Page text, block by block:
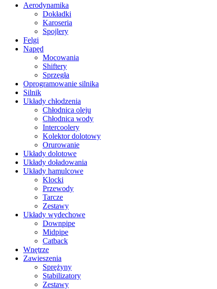
Aerodynamika
Dokładki
Karoseria
Spojlery
Felgi
Napęd
Mocowania
Shiftery
Sprzęgła
Oprogramowanie silnika
Silnik
Układy chłodzenia
Chłodnica oleju
Chłodnica wody
Intercoolery
Kolektor dolotowy
Orurowanie
Układy dolotowe
Układy doładowania
Układy hamulcowe
Klocki
Przewody
Tarcze
Zestawy
Układy wydechowe
Downpipe
Midpipe
Catback
Wnętrze
Zawieszenia
Sprężyny
Stabilizatory
Zestawy